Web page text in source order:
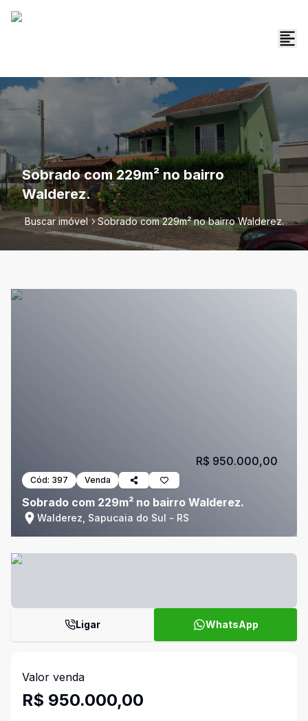
Sobrado com 229m² no bairro
Walderez.
Buscar imóvel Sobrado com 229m² no bairro Walderez.
Cód: 397 Venda
Sobrado com 229m² no bairro Walderez.
Walderez, Sapucaia do Sul - RS
R$ 950.000,00
Ligar WhatsApp
Valor venda
R$ 950.000,00